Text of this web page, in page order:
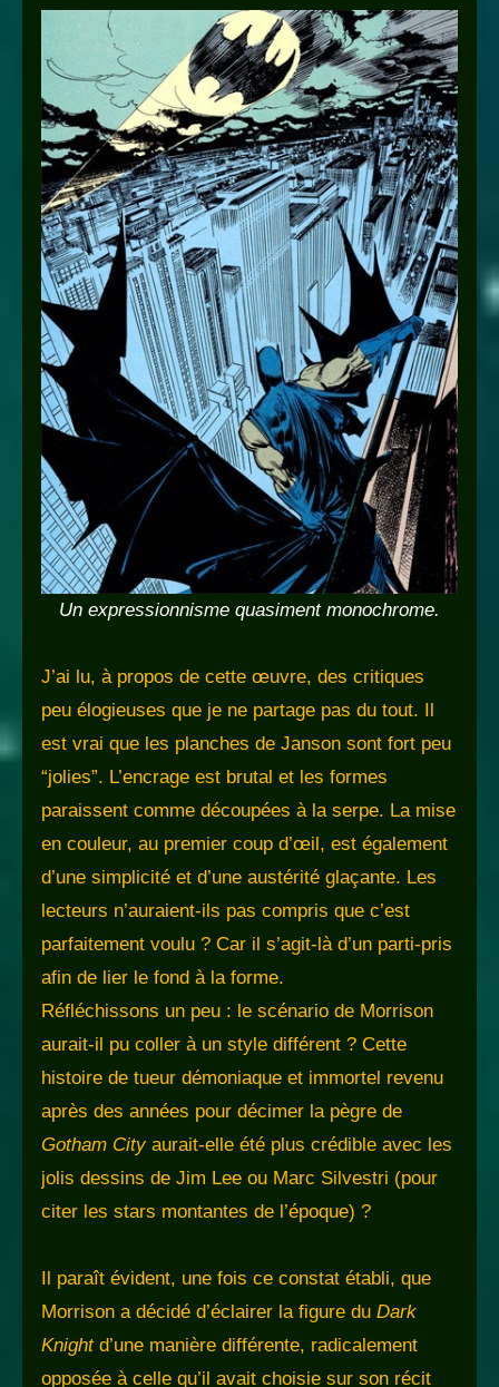
Un expressionnisme quasiment monochrome.
J’ai lu, à propos de cette œuvre, des critiques
peu élogieuses que je ne partage pas du tout. Il
est vrai que les planches de Janson sont fort peu
“jolies”. L’encrage est brutal et les formes
paraissent comme découpées à la serpe. La mise
en couleur, au premier coup d’œil, est également
d’une simplicité et d’une austérité glaçante. Les
lecteurs n’auraient-ils pas compris que c’est
parfaitement voulu ? Car il s’agit-là d’un parti-pris
afin de lier le fond à la forme.
Réfléchissons un peu : le scénario de Morrison
aurait-il pu coller à un style différent ? Cette
histoire de tueur démoniaque et immortel revenu
après des années pour décimer la pègre de
Gotham Cityaurait-elle été plus crédible avec les
jolis dessins de Jim Lee ou Marc Silvestri (pour
citer les stars montantes de l’époque) ?
Il paraît évident, une fois ce constat établi, que
Morrison a décidé d’éclairer la figure du Dark
Knightd’une manière différente, radicalement
opposée à celle qu’il avait choisie sur son récit